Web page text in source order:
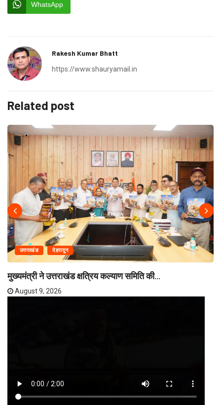
WhatsApp
Rakesh Kumar Bhatt
https://www.shauryamail.in
Related post
उत्तराखंड देहरादून
मुख्यमंत्री ने उत्तराखंड क्षत्रिय कल्याण समिति की...
August 9, 2026